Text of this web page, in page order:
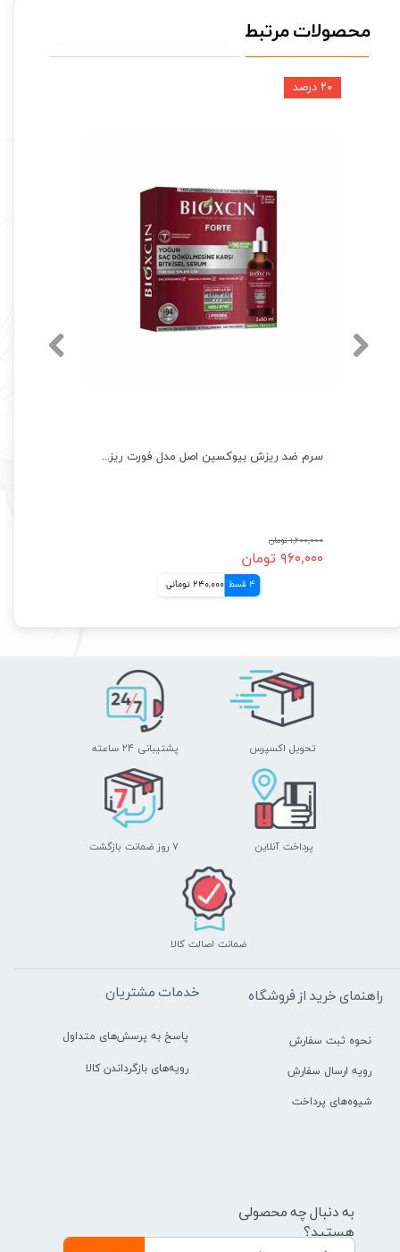
محصولات مرتبط
سرم ضد ریزش بیوکسین اصل مدل فورت ریزش شدید BIOXCIN
۱,۲۰۰,۰۰۰ تومان
۹۶۰,۰۰۰ تومان
4 قسط 240,000 تومانی
۲۰ درصد
تحویل اکسپرس پشتیبانی ۲۴ ساعته
پرداخت آنلاین ۷ روز ضمانت بازگشت
ضمانت اصالت کالا
راهنمای خرید از فروشگاه
نحوه ثبت سفارش
رویه ارسال سفارش
شیوه‌های پرداخت
خدمات مشتریان
پاسخ به پرسش‌های متداول
رویه‌های بازگرداندن کالا
به دنبال چه محصولی
هستید؟